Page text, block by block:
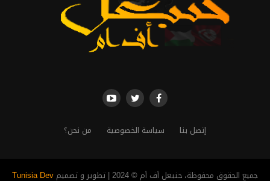
إتصل بنا سياسة الخصوصية من نحن؟
جميع الحقوق محفوظة، حنبعل أف أم © 2024 | تطوير و تصميم Tunisia Dev